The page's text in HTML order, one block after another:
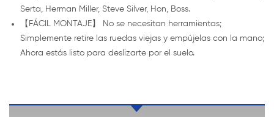
Serta, Herman Miller, Steve Silver, Hon, Boss.
【FÁCIL MONTAJE】 No se necesitan herramientas;
Simplemente retire las ruedas viejas y empújelas con la mano;
Ahora estás listo para deslizarte por el suelo.